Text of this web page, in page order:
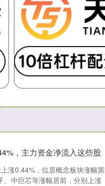
，主力资金净流入这些股
涨0.44%，位居概念板块涨幅第
中巨芯等涨幅居前，分别上涨